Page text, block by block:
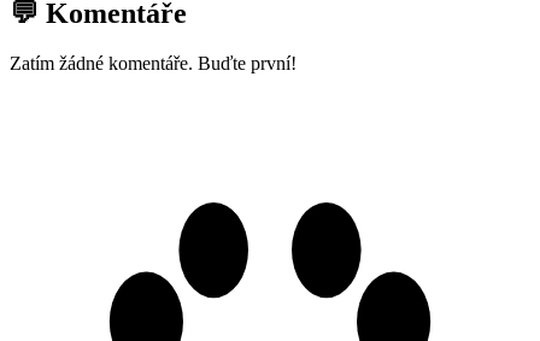
💬 Komentáře
Zatím žádné komentáře. Buďte první!